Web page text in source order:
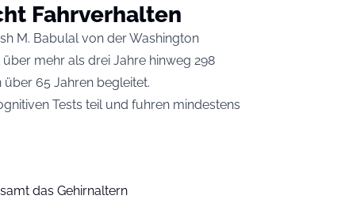
Fahrverhalten
M. Babulal von der Washington
mehr als drei Jahre hinweg 298
65 Jahren begleitet.
Tests teil und fuhren mindestens
das Gehirnaltern